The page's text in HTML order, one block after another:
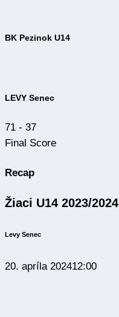
BK Pezinok U14
LEVY Senec
71 - 37
Final Score
Recap
Žiaci U14 2023/2024
Levy Senec
20. apríla 202412:00